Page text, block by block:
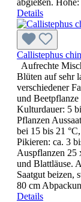
abgießen.
Details
Callistephus
Aufrechte
Blüten auf sehr
verschiedener
und Beetpflanze
Kulturdauer: 5
Pflanzen
bei 15 bis 21
Pikieren: ca. 3
Auspflanzen
und Blattläuse.
Saatgut beizen,
80 cm
Details